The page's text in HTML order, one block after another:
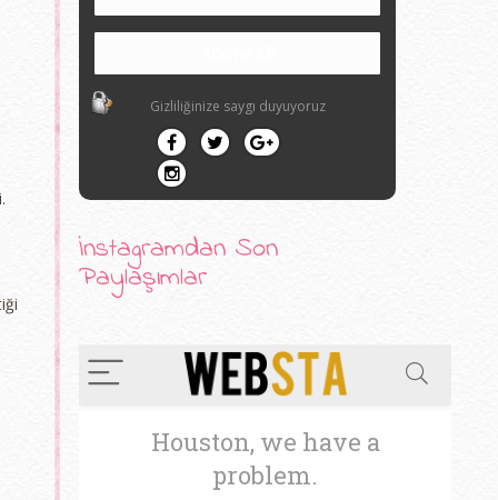
Gizliliğinize saygı duyuyoruz
İnstagramdan Son
Paylaşımlar